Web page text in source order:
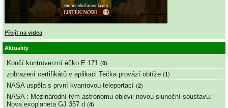
Přejít na videa
Aktuality
Končí kontroverzní éčko E 171 (0)
zobrazení certifikátů v aplikaci Tečka provází obtíže (1)
NASA uspěla s první kvantovou teleportací (2)
NASA : Mezinárodní tým astronomu objevil novou sluneční soustavu.
Nova exoplaneta GJ 357 d (4)